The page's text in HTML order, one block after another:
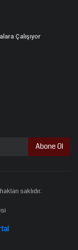
Çalışıyor
Abone Ol
saklıdır.